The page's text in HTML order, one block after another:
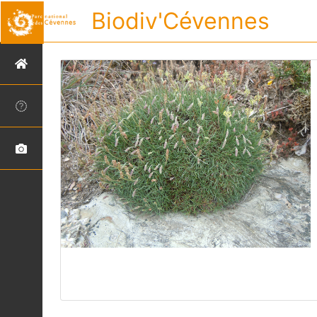
Biodiv'Cévennes